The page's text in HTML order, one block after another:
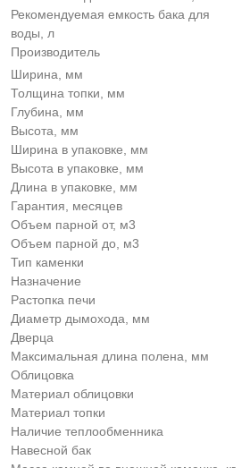
Рекомендуемая емкость бака для
воды, л
Производитель
Ширина, мм
Толщина топки, мм
Глубина, мм
Высота, мм
Ширина в упаковке, мм
Высота в упаковке, мм
Длина в упаковке, мм
Гарантия, месяцев
Объем парной от, м3
Объем парной до, м3
Тип каменки
Назначение
Растопка печи
Диаметр дымохода, мм
Дверца
Максимальная длина полена, мм
Облицовка
Материал облицовки
Материал топки
Наличие теплообменника
Навесной бак